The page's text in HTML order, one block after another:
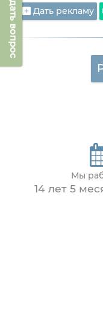
Задать вопрос
Дать рекламу
Мы
14 лет 5